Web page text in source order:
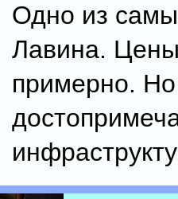
Одно из
Лавина.
примерно. Но